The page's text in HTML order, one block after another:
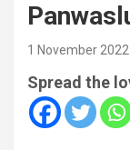
1 November 2022
Spread the